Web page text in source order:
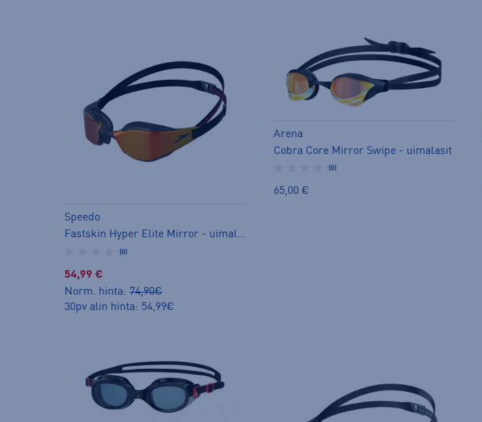
Speedo
Fastskin Hyper Elite Mirror - uimalasit
(0)
54,99 €
Norm. hinta: 74,90€
30pv alin hinta: 54,99€
Arena
Cobra Core Mirror Swipe - uimalasit
(0)
65,00 €